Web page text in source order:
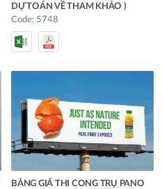
DỰ TOÁN VỀ THAM KHẢO )
Code: 5748
BẢNG GIÁ THI CONG TRỤ PANO